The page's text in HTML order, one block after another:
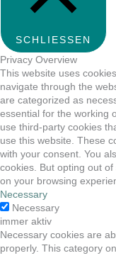
SCHLIESSEN
Privacy Overview
This website uses
navigate through the
are categorized as
essential for the working
use third-party cookies
use this website. These
with your consent. You
cookies. But opting out
on your browsing
Necessary
Necessary
immer aktiv
Necessary cookies are
properly. This category